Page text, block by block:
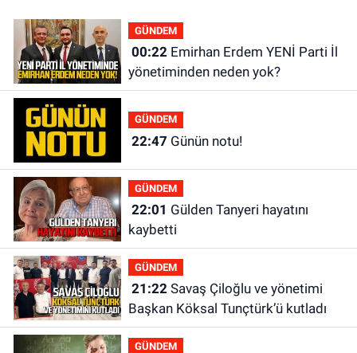
GÜNDEM
00:22Emirhan Erdem YENİ Parti İl
yönetiminden neden yok?
GÜNDEM
22:47 Günün notu!
GÜNDEM
22:01
kaybetti
GÜNDEM
21:22Savaş Çiloğlu ve yönetimi
Başkan Köksal Tunçtürk’ü kutladı
GÜNDEM